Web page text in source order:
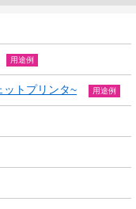
用途例
ットプリンタ~ 用途例